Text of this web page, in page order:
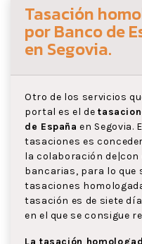
Tasación
por Banco de
en Segovia.
Otro de los servicios
portal es el de
de España en Segovia.
tasaciones es
la colaboración de|con
bancarias, para lo que
tasaciones
tasación es de siete
en el que se consigue
La tasación